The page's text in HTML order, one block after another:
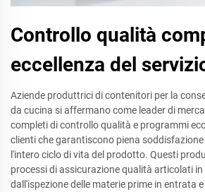
Controllo qualità
eccellenza del
Aziende produttrici di contenitori per la
da cucina si affermano come leader di
completi di controllo qualità e programmi
clienti che garantiscono piena
l'intero ciclo di vita del prodotto. Questi
processi di assicurazione qualità articolati
dall'ispezione delle materie prime in entrata